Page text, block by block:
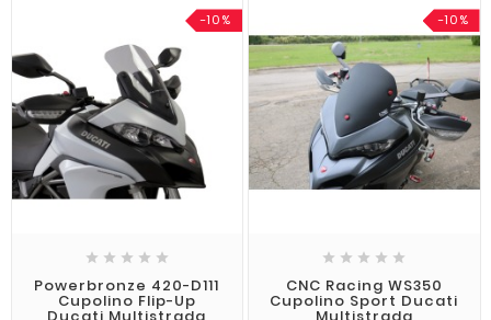
-10%
    
Powerbronze 420-D111
Cupolino Flip-Up
-10%
    
CNC Racing WS350
Cupolino Sport Ducati